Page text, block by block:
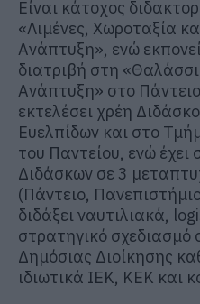
Είναι κάτοχος
«Λιμένες, Χωροταξία
Ανάπτυξη», ενώ
διατριβή στη
Ανάπτυξη» στο
εκτελέσει χρέη
Ευελπίδων και στο
του Παντείου, ενώ έχει
Διδάσκων σε 3
(Πάντειο,
διδάξει ναυτιλιακά,
στρατηγικό σχεδιασμό
Δημόσιας Διοίκησης
ιδιωτικά ΙΕΚ, ΚΕΚ και